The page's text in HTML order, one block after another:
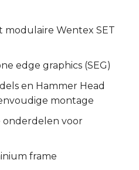
modulaire Wentex SET
edge graphics (SEG)
en Hammer Head
montage
voor
frame